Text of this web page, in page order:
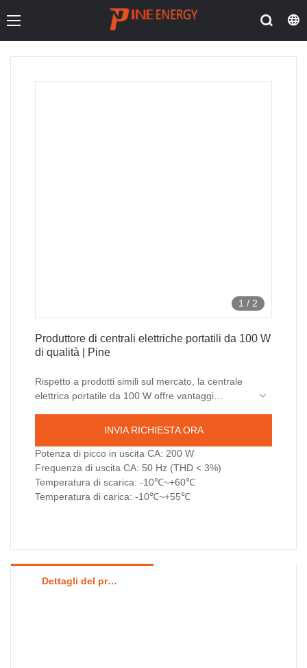
1 / 2
Produttore di centrali elettriche portatili da 100 W
di qualità | Pine
Rispetto a prodotti simili sul mercato, la centrale
elettrica portatile da 100 W offre vantaggi
aspetto, ecc. e gode di un'ottima reputazione.
migliora costantemente. Le specifiche della
centrale elettrica portatile da 100 W possono
essere personalizzate in base alle vostre
esigenze.
esempio MacBook Pro) e dispositivi ad alta
ricarica completa grazie alla tecnologia GaN
avanzata per un controllo compatto del
calore.
INVIA RICHIESTA ORA
Potenza di picco in uscita CA: 200 W
Frequenza di uscita CA: 50 Hz (THD < 3%)
Temperatura di scarica: -10℃~+60℃
Temperatura di carica: -10℃~+55℃
Dettagli del prodotto